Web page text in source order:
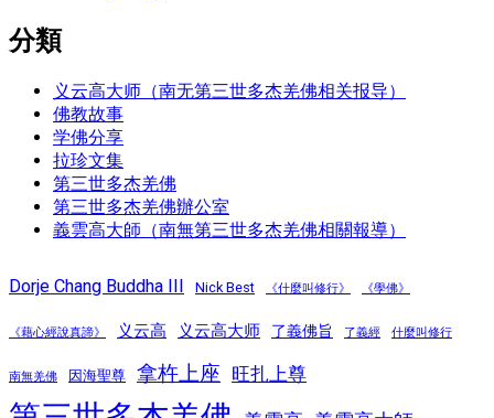
分類
义云高大师（南无第三世多杰羌佛相关报导）
佛教故事
学佛分享
拉珍文集
第三世多杰羌佛
第三世多杰羌佛辦公室
義雲高大師（南無第三世多杰羌佛相關報導）
Dorje Chang Buddha III Nick Best 《什麼叫修行》 《學佛》
《藉心經說真諦》 义云高 义云高大师 了義佛旨 了義經 什麼叫修行
南無羌佛 因海聖尊 拿杵上座 旺扎上尊